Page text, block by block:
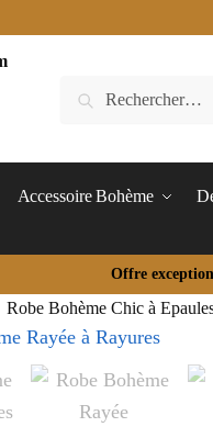
Accessoire Bohème
Offre
Robe Bohème Chic à